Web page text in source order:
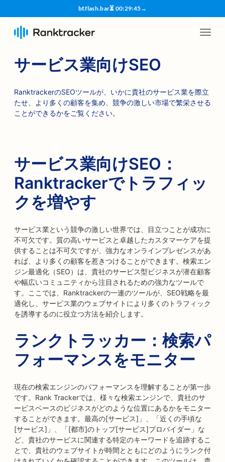
bf.flash.bar⏳ 00:29:45→
サービス業向けSEO
RanktrackerのSEOツールが、いかに貴社のサービス業を際立
たせ、より多くの顧客を集め、競争の激しい市場で繁栄させる
ことができるかをご覧ください。
サービス業向けSEO：
Ranktrackerでトラフィッ
クを増やす
サービス業という競争の激しい世界では、目立つことが成功に
不可欠です。質の高いサービスと卓越したカスタマーケアを提
供することは不可欠ですが、強力なオンラインプレゼンスがあ
れば、より多くの顧客を惹きつけることができます。検索エン
ジン最適化（SEO）は、貴社のサービス型ビジネスが潜在顧客
や幅広いコミュニティから注目されるための強力なツールで
す。ここでは、Ranktrackerの一連のツールが、SEO戦略を最
適化し、サービス業のウェブサイトにより多くのトラフィック
を誘導するのに役立つ方法を紹介します。
ランクトラッカー：検索パ
フォーマンスをモニター
現在の検索エンジンのパフォーマンスを理解することが第一歩
です。Rank Trackerでは、様々な検索エンジンで、貴社のサ
ービスベースのビジネスがどのような位置にあるかをモニター
することができます。最高の[サービス]」、「近くの手頃な
[サービス]」、「[都市]のトップ[サービス]プロバイダー」な
ど、貴社のサービスに関連する特定のキーワードを追跡するこ
とで、貴社のウェブサイトが時間とともにどのようにランク付